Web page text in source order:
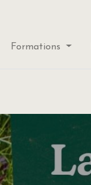
Formations